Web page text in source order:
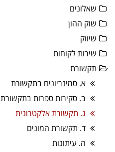
שאלונים
שוק ההון
שיווק
שירות לקוחות
תקשורת
א. סמינריונים בתקשורת
ב. סקירות ספרות בתקשורת
ג. תקשורת אלקטרונית
ד. תקשורת המונים
ה. עיתונות